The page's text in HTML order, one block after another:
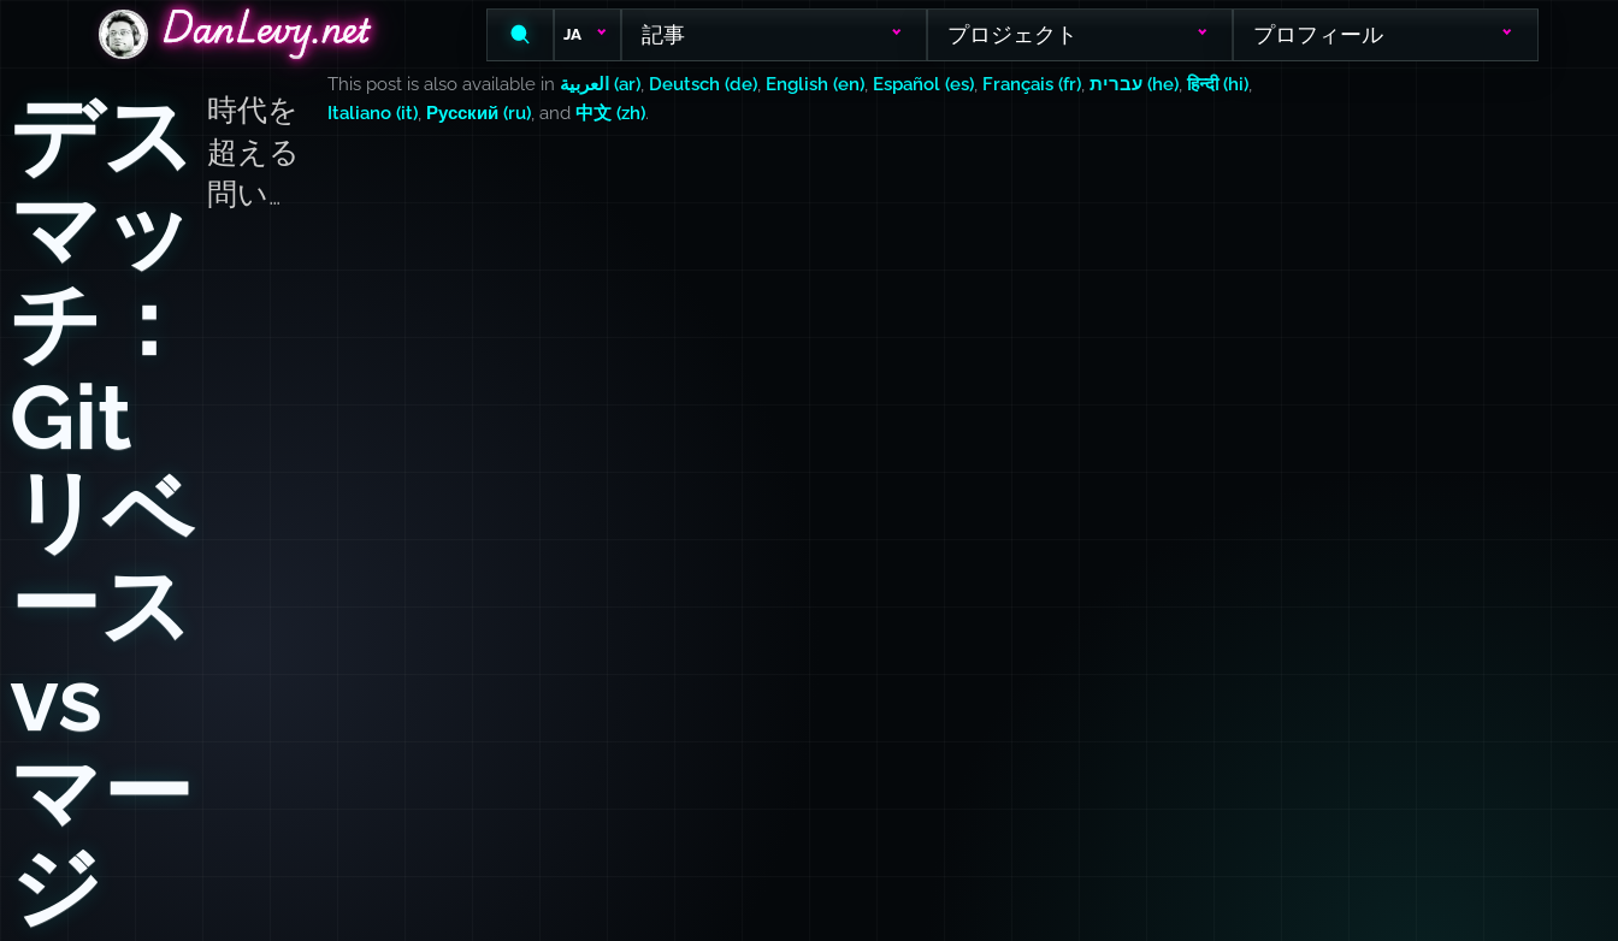
DanLevy.netDanLevy.net
DanLevy.net JA 記事 プロジェクト プロフィール
デス
マッ
チ：
Git
リベ
ース
vs
マー
ジ
時代を
超える
問い…
This post is also available in العربية (ar) Deutsch (de) English (en) Español (es) Français (fr) עברית (he) ,हिन्दी (hi)
Italiano (it) Русский (ru) , and 中文 (zh).